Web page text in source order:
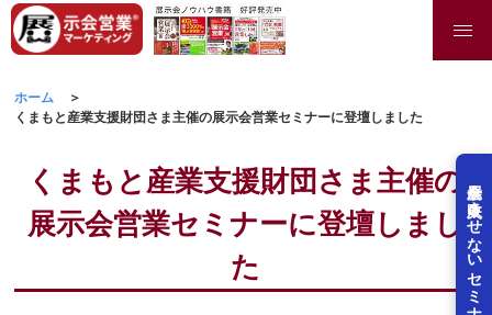
展示会を失敗させないセミナー
ホーム
くまもと産業支援財団さま主催の展示会営業セミナーに登壇しました
くまもと産業支援財団さま主催の
展示会営業セミナーに登壇しまし
た